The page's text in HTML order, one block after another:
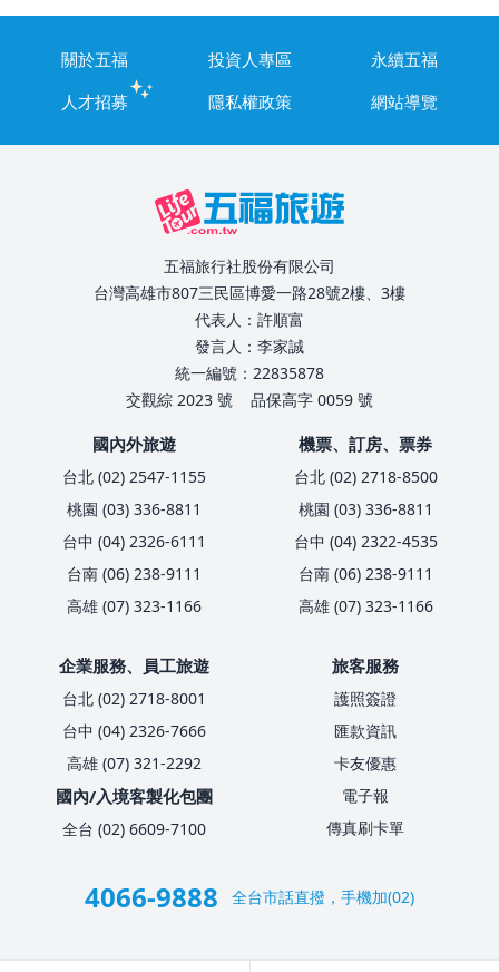
關於五福 投資人專區
永續五福
人才招募
隱私權政策 網站導覽
五福旅行社股份有限公司
台灣高雄市807三民區博愛一路28號2樓、3樓
代表人：許順富
發言人：李家誠
統一編號：22835878
交觀綜 2023 號
品保高字 0059 號
國內外旅遊
台北 (02) 2547-1155
桃園 (03) 336-8811
台中 (04) 2326-6111
台南 (06) 238-9111
高雄 (07) 323-1166
機票、訂房、票券
台北 (02) 2718-8500
桃園 (03) 336-8811
台中 (04) 2322-4535
台南 (06) 238-9111
高雄 (07) 323-1166
企業服務、員工旅遊
台北 (02) 2718-8001
台中 (04) 2326-7666
高雄 (07) 321-2292
國內/入境客製化包團
全台 (02) 6609-7100
旅客服務
護照簽證
匯款資訊
卡友優惠
電子報
傳真刷卡單
4066-9888 全台市話直撥，手機加(02)